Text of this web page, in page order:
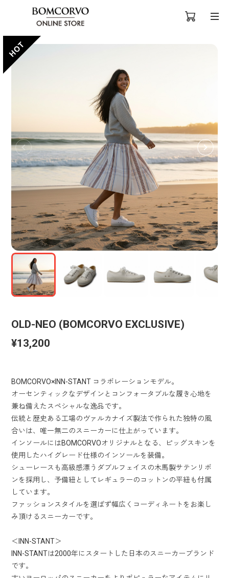
OLD-NEO (BOMCORVO EXCLUSIVE)
¥13,200
BOMCORVO×INN-STANT コラボレーションモデル。
オーセンティックなデザインとコンフォータブルな履き心地を
兼ね備えたスペシャルな逸品です。
伝統と歴史ある工場のヴァルカナイズ製法で作られた独特の風
合いは、唯一無二のスニーカーに仕上がっています。
インソールにはBOMCORVOオリジナルとなる、ピッグスキンを
使用したハイグレード仕様のインソールを装備。
シューレースも高級感漂うダブルフェイスの木馬製サテンリボ
ンを採用し、予備紐としてレギュラーのコットンの平紐も付属
しています。
ファッションスタイルを選ばず幅広くコーディネートをお楽し
み頂けるスニーカーです。
＜INN-STANT＞
INN-STANTは2000年にスタートした日本のスニーカーブランド
です。